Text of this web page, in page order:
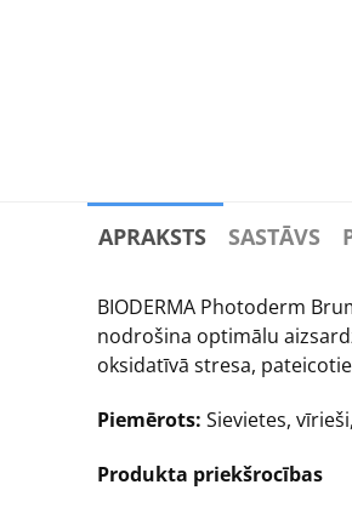
APRAKSTS SASTĀVS
BIODERMA Photoderm
nodrošina optimālu
oksidatīvā stresa,
Piemērots: Sievietes,
Produkta priekšrocības